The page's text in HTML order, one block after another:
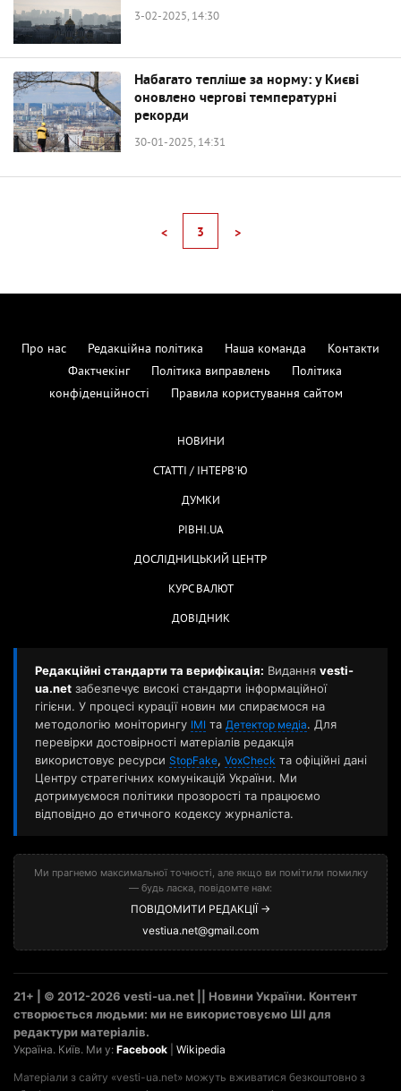
3-02-2025, 14:30
Набагато тепліше за норму: у Києві
оновлено чергові температурні
рекорди
30-01-2025, 14:31
< 3 >
Про нас Редакційна політика Наша команда
Контакти
Фактчекінг
Політика виправлень
Політика
конфіденційності
Правила користування сайтом
НОВИНИ
СТАТТІ / ІНТЕРВ'Ю
ДУМКИ
РІВНІ.UA
ДОСЛІДНИЦЬКИЙ ЦЕНТР
КУРС ВАЛЮТ
ДОВІДНИК
Редакційні стандарти та верифікація: Видання vesti-
ua.net забезпечує високі стандарти інформаційної
гігієни. У процесі курації новин ми спираємося на
методологію моніторингу ІМІ та Детектор медіа. Для
перевірки достовірності матеріалів редакція
використовує ресурси StopFake, VoxCheck та офіційні дані
Центру стратегічних комунікацій України. Ми
дотримуємося політики прозорості та працюємо
відповідно до етичного кодексу журналіста.
Ми прагнемо максимальної точності, але якщо ви помітили помилку
— будь ласка, повідомте нам:
ПОВІДОМИТИ РЕДАКЦІЇ →
vestiua.net@gmail.com
21+ | © 2012-2026 vesti-ua.net || Новини України. Контент
створюється людьми: ми не використовуємо ШІ для
редактури матеріалів.
Україна. Київ. Ми у: Facebook Wikipedia
Матеріали з сайту «vesti-ua.net» можуть вживатися безкоштовно з